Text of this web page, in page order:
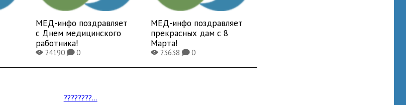
МЕД-инфо поздравляет
с Днем медицинского
работника!
X24190K0
МЕД-инфо поздравляет
прекрасных дам с 8
Марта!
X23638K0
????????...